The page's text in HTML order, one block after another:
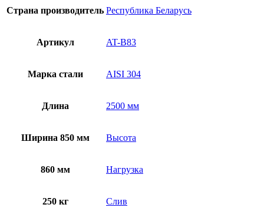
Страна производитель Республика Беларусь
Артикул AT-B83
Марка стали AISI 304
Длина 2500 мм
Ширина 850 мм Высота
860 мм Нагрузка
250 кг Слив